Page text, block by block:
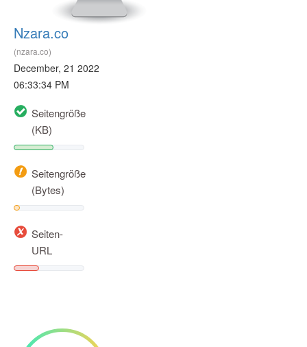
Nzara.co
(nzara.co)
December, 21 2022
06:33:34 PM
Seitengröße
(KB)
Seitengröße
(Bytes)
Seiten-
URL